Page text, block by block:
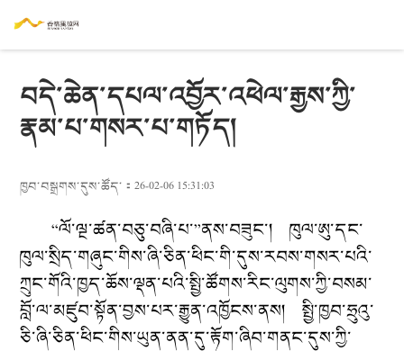
བདེ་ཆེན་དཔལ་འབྱོར་འཕེལ་རྒྱས་ཀྱི་
རྣམ་པ་གསར་པ་གཏོད།
ཁྱབ་བསྒྲགས་དུས་ཚོད་：26-02-06 15:31:03
“ལོ་ལྔ་ཚན་བཅུ་བཞི་པ་”ནས་བཟུང་། ཁུལ་ཨུ་དང་
ཁུལ་སྲིད་གཞུང་གིས་ཞི་ཅིན་ཕིང་གི་དུས་རབས་གསར་པའི་
ཀྲུང་གོའི་ཁྱད་ཆོས་ལྡན་པའི་སྤྱི་ཚོགས་རིང་ལུགས་ཀྱི་བསམ་
བློ་ལ་མཛུབ་སྟོན་བྱས་པར་རྒྱུན་འཁྱོངས་ནས། སྤྱི་ཁྱབ་ཧྲུའུ་
ཅི་ཞི་ཅིན་ཕིང་གིས་ཡུན་ནན་དུ་རྟོག་ཞིབ་གནང་དུས་ཀྱི་